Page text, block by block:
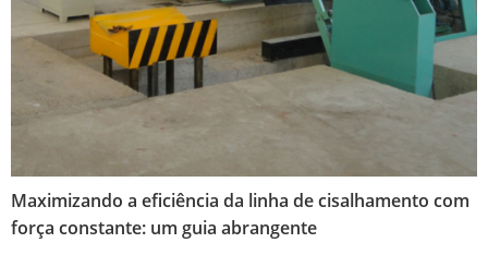
Maximizando a eficiência da linha de cisalhamento com
força constante: um guia abrangente